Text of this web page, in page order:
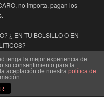
no importa, pagan los
¿ EN TU BOLSILLO O EN
MÁS CARO, MÁS FEO.
en Cuarentena
tenga la mejor experiencia de
su consentimiento para la
aceptación de nuestra política de